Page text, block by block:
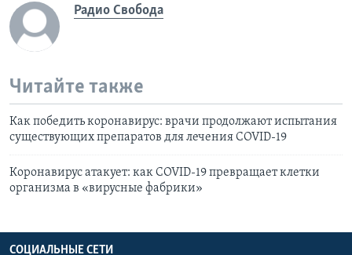
Радио Свобода
Читайте также
Как победить коронавирус: врачи продолжают испытания
существующих препаратов для лечения COVID-19
Коронавирус атакует: как COVID-19 превращает клетки
организма в «вирусные фабрики»
СОЦИАЛЬНЫЕ СЕТИ